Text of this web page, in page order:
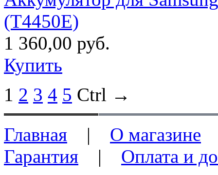
(T4450E)
1 360,00 руб.
Купить
1 2 3 4 5 Ctrl →
Главная | О магазине
Гарантия | Оплата и